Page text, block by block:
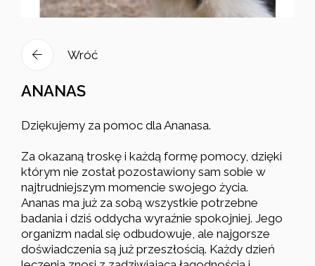
Wróć
ANANAS
Dziękujemy za pomoc dla Ananasa.
Za okazaną troskę i każdą formę pomocy, dzięki
którym nie został pozostawiony sam sobie w
najtrudniejszym momencie swojego życia.
Ananas ma już za sobą wszystkie potrzebne
badania i dziś oddycha wyraźnie spokojniej. Jego
organizm nadal się odbudowuje, ale najgorsze
doświadczenia są już przeszłością. Każdy dzień